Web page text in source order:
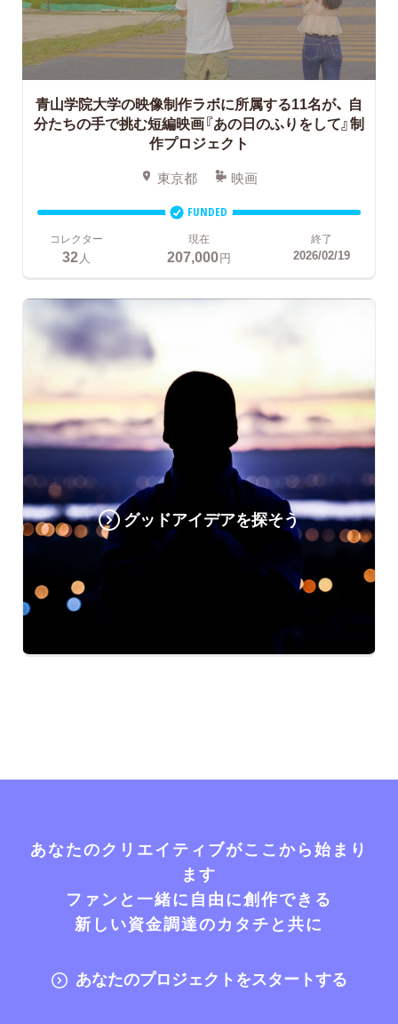
青山学院大学の映像制作ラボに所属する11名が、 自
分たちの手で挑む短編映画『あの日のふりをして』制
作プロジェクト
東京都 映画
FUNDED
コレクター
32 人
現在
207,000円
終了
2026/02/19
グッドアイデアを探そう
あなたのクリエイティブがここから始まり
ます
ファンと一緒に自由に創作できる
新しい資金調達のカタチと共に
あなたのプロジェクトをスタートする